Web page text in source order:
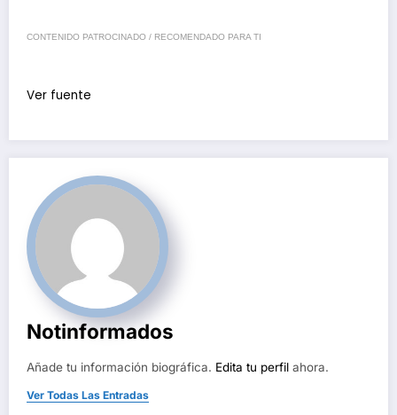
CONTENIDO PATROCINADO / RECOMENDADO PARA TI
Ver fuente
Notinformados
Añade tu información biográfica. Edita tu perfil ahora.
Ver Todas Las Entradas